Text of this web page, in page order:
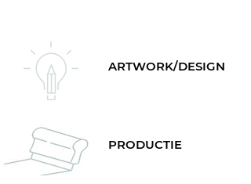
ARTWORK/DESIGN
PRODUCTIE